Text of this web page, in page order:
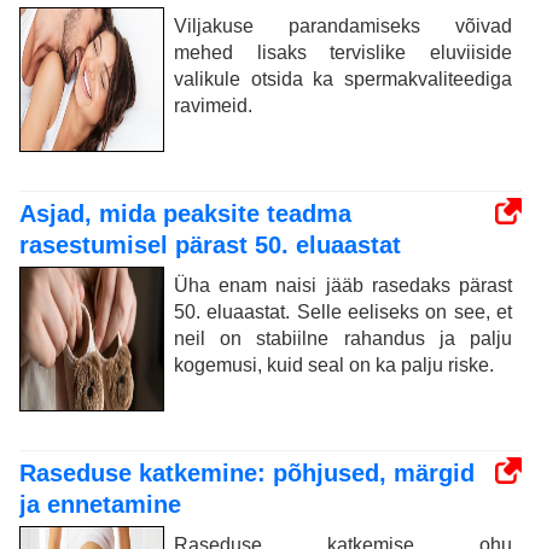
Viljakuse parandamiseks võivad
mehed lisaks tervislike eluviiside
valikule otsida ka spermakvaliteediga
ravimeid.
Asjad, mida peaksite teadma
rasestumisel pärast 50. eluaastat
Üha enam naisi jääb rasedaks pärast
50. eluaastat. Selle eeliseks on see, et
neil on stabiilne rahandus ja palju
kogemusi, kuid seal on ka palju riske.
Raseduse katkemine: põhjused, märgid
ja ennetamine
Raseduse katkemise ohu